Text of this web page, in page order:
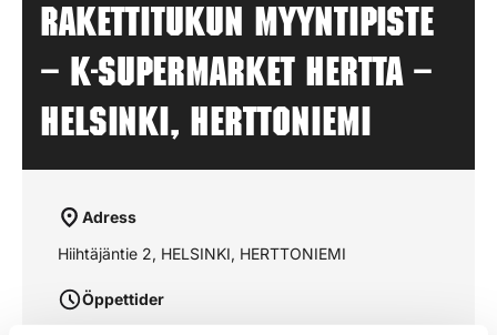
Rakettitukun myyntipiste
– K-SUPERMARKET HERTTA –
HELSINKI, HERTTONIEMI
Adress
Hiihtäjäntie 2, HELSINKI, HERTTONIEMI
Öppettider